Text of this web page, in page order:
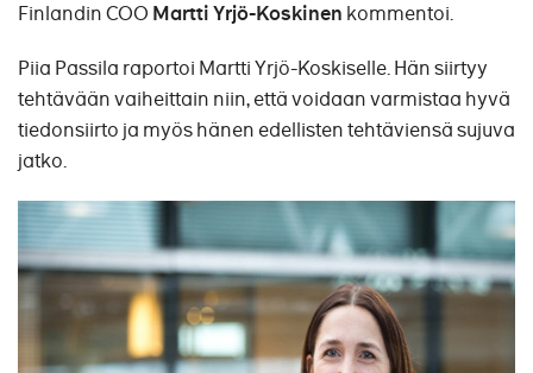
Finlandin COO Martti Yrjö-Koskinen kommentoi.
Piia Passila raportoi Martti Yrjö-Koskiselle. Hän siirtyy
tehtävään vaiheittain niin, että voidaan varmistaa hyvä
tiedonsiirto ja myös hänen edellisten tehtäviensä sujuva
jatko.